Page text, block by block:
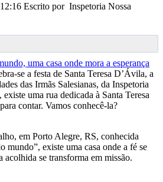
Escrito por Inspetoria Nossa
se a festa de Santa Teresa D’Ávila, a
das Irmãs Salesianas, da Inspetoria
uma rua dedicada à Santa Teresa
contar. Vamos conhecê-la?
em Porto Alegre, RS, conhecida
mundo”, existe uma casa onde a fé se
acolhida se transforma em missão.